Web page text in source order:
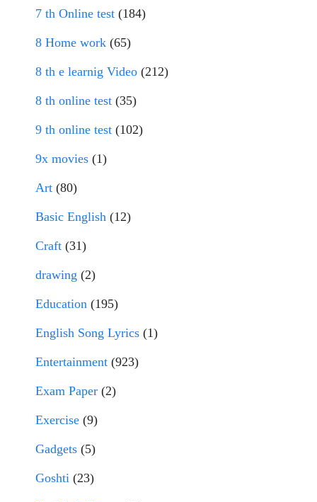
7 th Online test (184)
8 Home work (65)
8 th e learnig Video (212)
8 th online test (35)
9 th online test (102)
9x movies (1)
Art (80)
Basic English (12)
Craft (31)
drawing (2)
Education (195)
English Song Lyrics (1)
Entertainment (923)
Exam Paper (2)
Exercise (9)
Gadgets (5)
Goshti (23)